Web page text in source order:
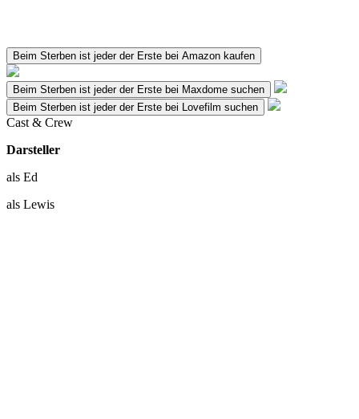
Beim Sterben ist jeder der Erste bei Amazon kaufen
Beim Sterben ist jeder der Erste bei Maxdome suchen
Beim Sterben ist jeder der Erste bei Lovefilm suchen
Cast & Crew
Darsteller
als Ed
als Lewis